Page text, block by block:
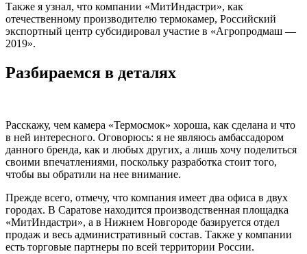
Также я узнал, что компании «МитИндастри», как
отечественному производителю термокамер, Российский
экспортный центр субсидировал участие в «Агропродмаш —
2019».
Разбираемся в деталях
Расскажу, чем камера «Термосмок» хороша, как сделана и что
в ней интересного. Оговорюсь: я не являюсь амбассадором
данного бренда, как и любых других, а лишь хочу поделиться
своими впечатлениями, поскольку разработка стоит того,
чтобы вы обратили на нее внимание.
Прежде всего, отмечу, что компания имеет два офиса в двух
городах. В Саратове находится производственная площадка
«МитИндастри», а в Нижнем Новгороде базируется отдел
продаж и весь административный состав. Также у компании
есть торговые партнеры по всей территории России.